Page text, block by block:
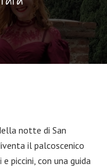
notte di San
il palcoscenico
e piccini, con una guida